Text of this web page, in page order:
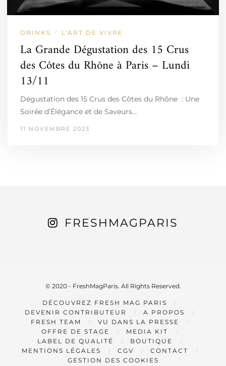
DRINKS / L'ART DE VIVRE
La Grande Dégustation des 15 Crus
des Côtes du Rhône à Paris – Lundi
13/11
Dégustation des 15 Crus des Côtes du Rhône : Une
Soirée d’Élégance et de Saveurs…
11 NOVEMBRE 2023
FRESHMAGPARIS
© 2020 - FreshMagParis. All Rights Reserved.
DÉCOUVREZ FRESH MAG PARIS
DEVENIR CONTRIBUTEUR
A PROPOS
FRESH TEAM
VU DANS LA PRESSE
OFFRE DE STAGE
MEDIA KIT
LABEL DE QUALITÉ
BOUTIQUE
MENTIONS LÉGALES
CGV
CONTACT
GESTION DES COOKIES